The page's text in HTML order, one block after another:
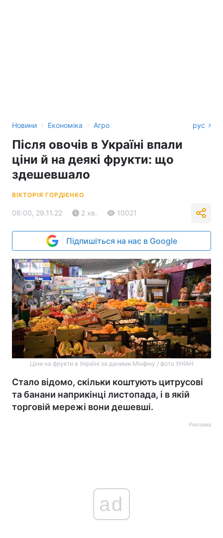
Новини › Економіка › Агро рус
Після овочів в Україні впали
ціни й на деякі фрукти: що
здешевшало
ВІКТОРІЯ ГОРДІЄНКО
06:00, 29.11.22 2 хв. 10021
Підпишіться на нас в Google
Ціни на фрукти в Україні за даними Мінфіну / фото УНІАН
Стало відомо, скільки коштують цитрусові
та банани наприкінці листопада, і в якій
торговій мережі вони дешевші.
Реклама
ad